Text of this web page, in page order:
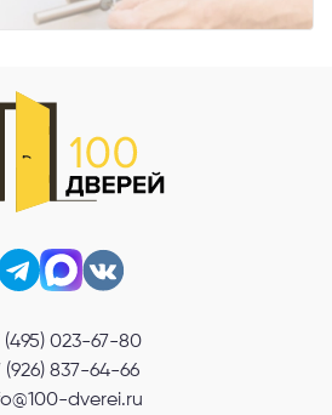
(495) 023-67-80
(926) 837-64-66
dverei.ru